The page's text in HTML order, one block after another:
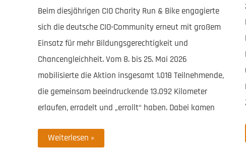
Beim diesjährigen CIO Charity Run & Bike engagierte
sich die deutsche CIO-Community erneut mit großem
Einsatz für mehr Bildungsgerechtigkeit und
Chancengleichheit. Vom 8. bis 25. Mai 2026
mobilisierte die Aktion insgesamt 1.018 Teilnehmende,
die gemeinsam beeindruckende 13.092 Kilometer
erlaufen, erradelt und „errollt“ haben. Dabei kamen
Childaid
Network
Weiterlesen »